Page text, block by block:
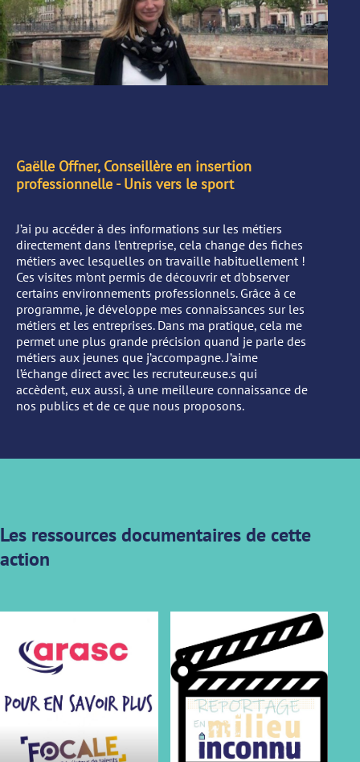
Gaëlle Offner, Conseillère en insertion
professionnelle - Unis vers le sport
J’ai pu accéder à des informations sur les métiers
directement dans l’entreprise, cela change des fiches
métiers avec lesquelles on travaille habituellement !
Ces visites m’ont permis de découvrir et d’observer
certains environnements professionnels. Grâce à ce
programme, je développe mes connaissances sur les
métiers et les entreprises. Dans ma pratique, cela me
permet une plus grande précision quand je parle des
métiers aux jeunes que j’accompagne. J’aime
l’échange direct avec les recruteur.euse.s qui
accèdent, eux aussi, à une meilleure connaissance de
nos publics et de ce que nous proposons.
Les ressources documentaires de cette
action